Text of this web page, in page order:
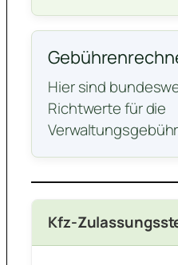
Hier sind
Richtwerte für die
Kfz-